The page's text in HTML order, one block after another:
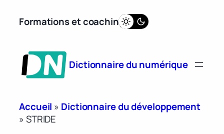
Formations et coaching
Dictionnaire du numérique
Accueil » Dictionnaire du développement
»STRIDE